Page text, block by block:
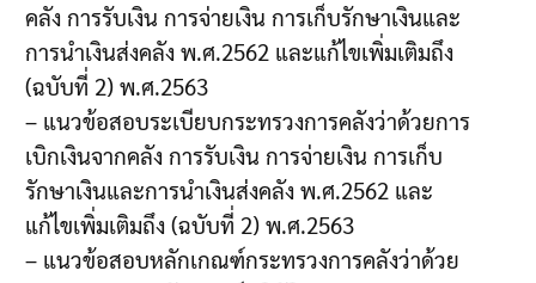
คลัง การรับเงิน การจ่ายเงิน การเก็บรักษาเงินและ
การนำเงินส่งคลัง พ.ศ.2562 และแก้ไขเพิ่มเติมถึง
(ฉบับที่ 2) พ.ศ.2563
– แนวข้อสอบระเบียบกระทรวงการคลังว่าด้วยการ
เบิกเงินจากคลัง การรับเงิน การจ่ายเงิน การเก็บ
รักษาเงินและการนำเงินส่งคลัง พ.ศ.2562 และ
แก้ไขเพิ่มเติมถึง (ฉบับที่ 2) พ.ศ.2563
– แนวข้อสอบหลักเกณฑ์กระทรวงการคลังว่าด้วย